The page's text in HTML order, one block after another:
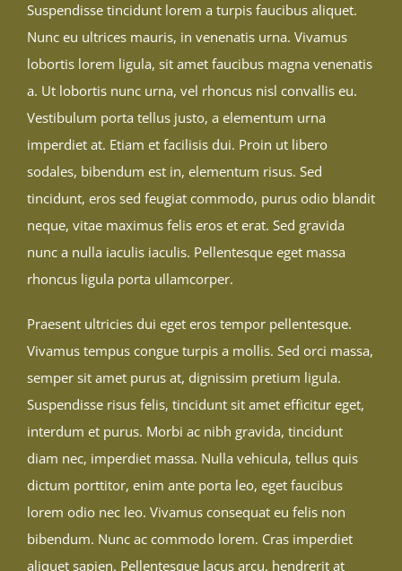
Suspendisse tincidunt lorem a turpis faucibus aliquet.
Nunc eu ultrices mauris, in venenatis urna. Vivamus
lobortis lorem ligula, sit amet faucibus magna venenatis
a. Ut lobortis nunc urna, vel rhoncus nisl convallis eu.
Vestibulum porta tellus justo, a elementum urna
imperdiet at. Etiam et facilisis dui. Proin ut libero
sodales, bibendum est in, elementum risus. Sed
tincidunt, eros sed feugiat commodo, purus odio blandit
neque, vitae maximus felis eros et erat. Sed gravida
nunc a nulla iaculis iaculis. Pellentesque eget massa
rhoncus ligula porta ullamcorper.
Praesent ultricies dui eget eros tempor pellentesque.
Vivamus tempus congue turpis a mollis. Sed orci massa,
semper sit amet purus at, dignissim pretium ligula.
Suspendisse risus felis, tincidunt sit amet efficitur eget,
interdum et purus. Morbi ac nibh gravida, tincidunt
diam nec, imperdiet massa. Nulla vehicula, tellus quis
dictum porttitor, enim ante porta leo, eget faucibus
lorem odio nec leo. Vivamus consequat eu felis non
bibendum. Nunc ac commodo lorem. Cras imperdiet
aliquet sapien. Pellentesque lacus arcu, hendrerit at